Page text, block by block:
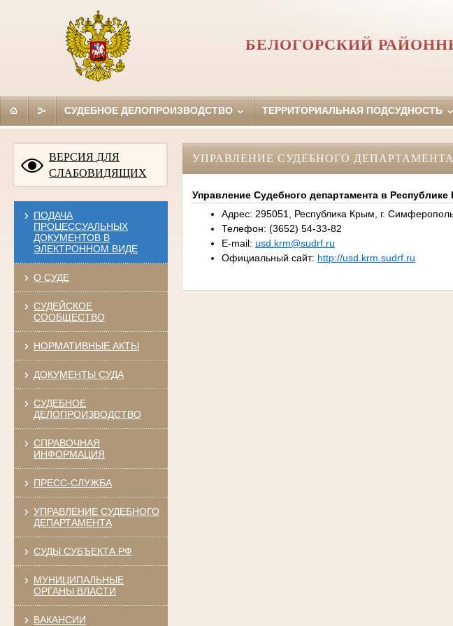
БЕЛОГОРСКИЙ
СУДЕБНОЕ ДЕЛОПРОИЗВОДСТВО ТЕРРИТОРИАЛЬНАЯ ПОДСУДНОСТЬ
ВЕРСИЯ ДЛЯ
СЛАБОВИДЯЩИХ
ПОДАЧА
ПРОЦЕССУАЛЬНЫХ
ДОКУМЕНТОВ В
ЭЛЕКТРОННОМ ВИДЕ
О СУДЕ
СУДЕЙСКОЕ
СООБЩЕСТВО
НОРМАТИВНЫЕ АКТЫ
ДОКУМЕНТЫ СУДА
СУДЕБНОЕ
ДЕЛОПРОИЗВОДСТВО
СПРАВОЧНАЯ
ИНФОРМАЦИЯ
ПРЕСС-СЛУЖБА
УПРАВЛЕНИЕ СУДЕБНОГО
ДЕПАРТАМЕНТА
СУДЫ СУБЪЕКТА РФ
МУНИЦИПАЛЬНЫЕ
ОРГАНЫ ВЛАСТИ
ВАКАНСИИ
УПРАВЛЕНИЕ СУДЕБНОГО ДЕПАРТАМЕНТА
Управление Судебного департамента в
Адрес: 295051, Республика Крым, г.
Телефон: (3652) 54-33-82
E-mail: usd.krm@sudrf.ru
Официальный сайт: http://usd.krm.sudrf.ru